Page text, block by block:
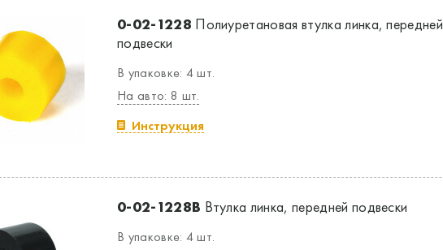
0-02-1228 Полиуретановая втулка линка, передней
подвески
В упаковке: 4 шт.
На авто: 8 шт.
Инструкция
0-02-1228B Втулка линка, передней подвески
В упаковке: 4 шт.